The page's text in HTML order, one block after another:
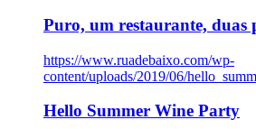
Puro, um restaurante, duas
https://www.ruadebaixo.com/wp-
content/uploads/2019/06/
Hello Summer Wine Party